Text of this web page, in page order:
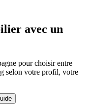
avec un
pour choisir entre
selon votre profil, votre